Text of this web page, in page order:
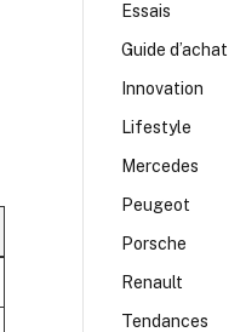
Essais
Guide d’achat
Innovation
Lifestyle
Mercedes
Peugeot
Porsche
Renault
Tendances